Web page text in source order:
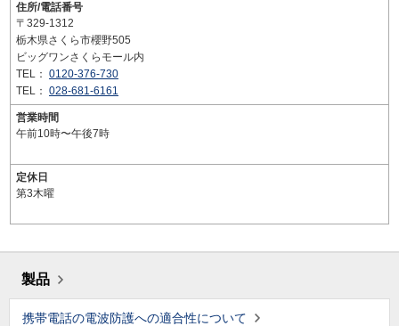
住所/電話番号
〒329-1312
栃木県さくら市櫻野505
ビッグワンさくらモール内
TEL： 0120-376-730
TEL： 028-681-6161
営業時間
午前10時〜午後7時
定休日
第3木曜
製品
携帯電話の電波防護への適合性について